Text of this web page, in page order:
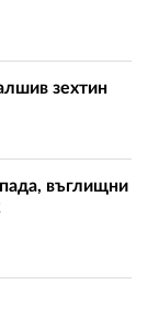
зехтин
въглищни